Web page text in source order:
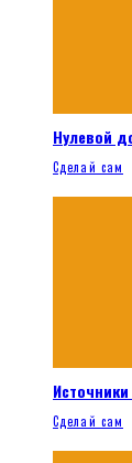
Нулевой
Сделай сам
Сделай сам